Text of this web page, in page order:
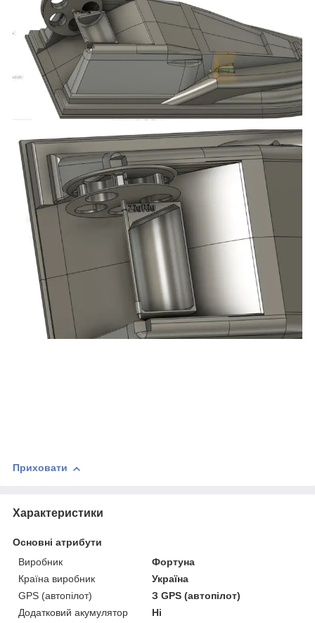
Приховати
Характеристики
Основні атрибути
Виробник
Фортуна
Країна виробник
Україна
GPS (автопілот)
З GPS (автопілот)
Додатковий акумулятор
Ні